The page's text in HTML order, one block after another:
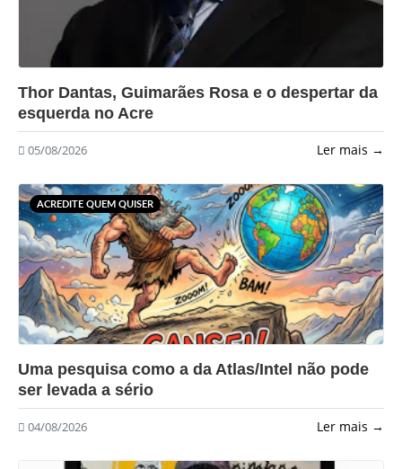
?>
Thor Dantas, Guimarães Rosa e o despertar da
esquerda no Acre
05/08/2026 Ler mais →
ACREDITE QUEM QUISER
?>
Uma pesquisa como a da Atlas/Intel não pode
ser levada a sério
04/08/2026 Ler mais →